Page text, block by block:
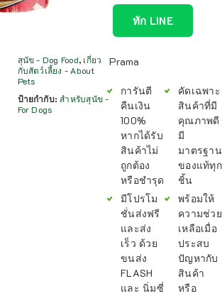
สุนัข - Dog Food, เกี่ยว
กับสัตว์เลี้ยง - About
Pets
ป้ายกำกับ:สำหรับสุนัข -
For Dogs
ทัก LINE
Prama
การันตี
คืนเงิน
100%
หากได้รับ
สินค้าไม่
ถูกต้อง
หรือชำรุด
มีโปรโม
ชั่นส่งฟรี
และส่ง
เร็ว ด้วย
ขนส่ง
FLASH
และ นิ่มซี่
คัดเฉพาะ
สินค้าที่มี
คุณภาพดี
มี
มาตรฐาน
ของแท้ทุก
ชิ้น
พร้อมให้
ความช่วย
เหลือเมื่อ
ประสบ
ปัญหากับ
สินค้า
หรือ